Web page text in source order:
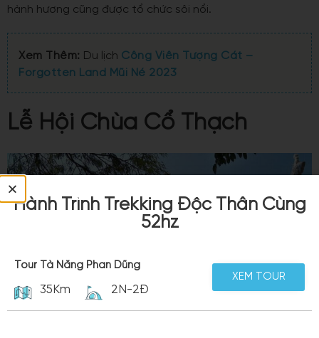
hành hương cũng được tổ chức sôi nổi.
Xem Thêm: Du lịch Công Viên Tượng Cát –
Forgotten Land Mũi Né 2023
Lễ Hội Chùa Cổ Thạch
Hành Trình Trekking Độc Thân Cùng
52hz
Tour Tà Năng Phan Dũng
35Km 2N-2Đ
XEM TOUR